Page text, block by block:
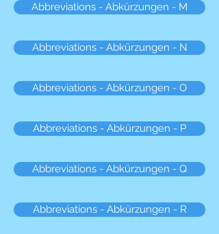
Abbreviations - Abkürzungen - M
Abbreviations - Abkürzungen - N
Abbreviations - Abkürzungen - O
Abbreviations - Abkürzungen - P
Abbreviations - Abkürzungen - Q
Abbreviations - Abkürzungen - R